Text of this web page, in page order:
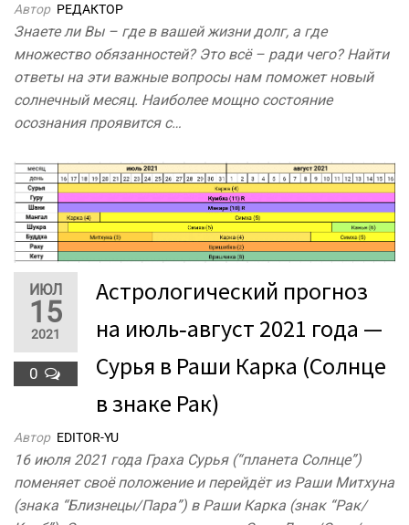
Автор РЕДАКТОР
Знаете ли Вы – где в вашей жизни долг, а где
множество обязанностей? Это всё – ради чего? Найти
ответы на эти важные вопросы нам поможет новый
солнечный месяц. Наиболее мощно состояние
осознания проявится с…
ИЮЛ
15
2021
0
Астрологический прогноз
на июль‐август 2021 года —
Сурья в Раши Карка (Солнце
в знаке Рак)
Автор EDITOR-YU
16 июля 2021 года Граха Сурья (“планета Солнце”)
поменяет своё положение и перейдёт из Раши Митхуна
(знака “Близнецы/Пара”) в Раши Карка (знак “Рак/